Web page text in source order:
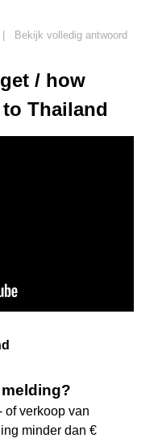
Bekijk volledig antwoord
/ how
Thailand
of verkoop van
minder dan €